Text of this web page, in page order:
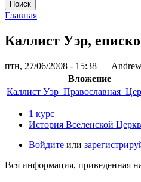
Главная
Каллист Уэр,
птн, 27/06/2008 - 15:38 —
Вложение
Каллист
1 курс
История Вселенской
Войдите или
Вся информация, приведенная